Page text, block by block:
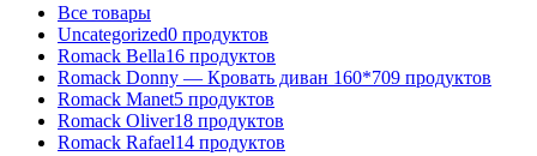
Все товары
Uncategorized0 продуктов
Romack Bella16 продуктов
Romack Donny — Кровать диван 160*709 продуктов
Romack Manet5 продуктов
Romack Oliver18 продуктов
Romack Rafael14 продуктов